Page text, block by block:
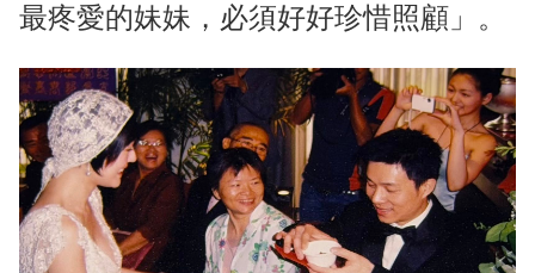
最疼愛的妹妹，必須好好珍惜照顧」。